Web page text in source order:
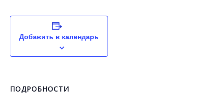
Добавить в календарь
ПОДРОБНОСТИ